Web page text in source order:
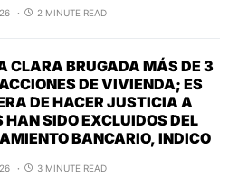
2 MINUTE READ
CLARA BRUGADA MÁS DE 3
DE VIVIENDA; ES
DE HACER JUSTICIA A
HAN SIDO EXCLUIDOS DEL
BANCARIO, INDICO
3 MINUTE READ